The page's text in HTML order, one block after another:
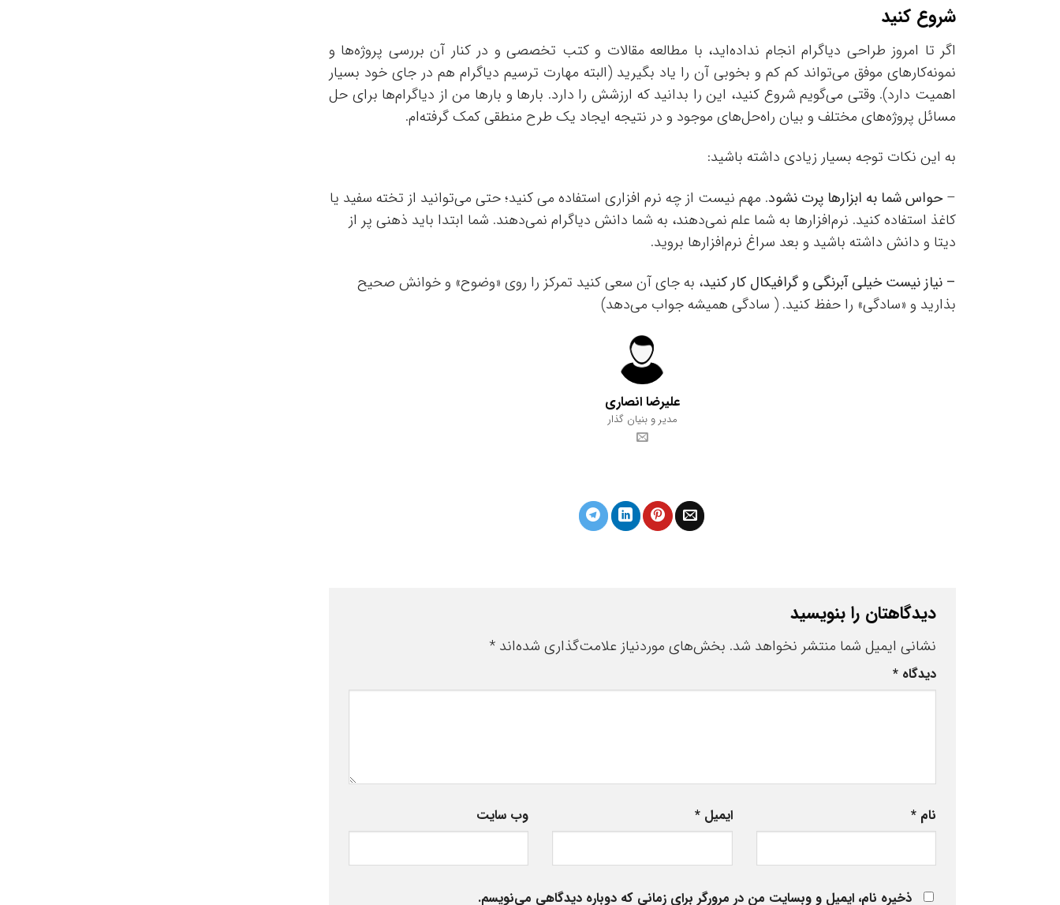
شروع کنید
اگر تا امروز طراحی دیاگرام انجام نداده‌اید، با مطالعه مقالات و کتب تخصصی و در کنار آن بررسی پروژه‌ها و
نمونه‌کارهای موفق می‌تواند کم کم و بخوبی آن را یاد بگیرید (البته مهارت ترسیم دیاگرام هم در جای خود بسیار
اهمیت دارد). وقتی می‌گویم شروع کنید، این را بدانید که ارزشش را دارد. بارها و بارها من از دیاگرام‌ها برای حل
مسائل پروژه‌های مختلف و بیان راه‌حل‌های موجود و در نتیجه ایجاد یک طرح منطقی کمک گرفته‌ام.
به این نکات توجه بسیار زیادی داشته باشید:
–حواس شما به ابزارها پرت نشود. مهم نیست از چه نرم افزاری استفاده می کنید؛ حتی می‌توانید از تخته سفید یا
کاغذ استفاده کنید. نرم‌افزارها به شما علم نمی‌دهند، به شما دانش دیاگرام نمی‌دهند. شما ابتدا باید ذهنی پر از
دیتا و دانش داشته باشید و بعد سراغ نرم‌افزارها بروید.
– نیاز نیست خیلی آبرنگی و گرافیکال کار کنید، به جای آن سعی کنید تمرکز را روی «وضوح» و خوانش صحیح
بذارید و «سادگی» را حفظ کنید. ( سادگی همیشه جواب می‌دهد)
علیرضا انصاری
مدیر و بنیان گذار
دیدگاهتان را بنویسید
نشانی ایمیل شما منتشر نخواهد شد. بخش‌های موردنیاز علامت‌گذاری شده‌اند *
دیدگاه *
نام * ایمیل* وب‌ سایت
ذخیره نام، ایمیل و وبسایت من در مرورگر برای زمانی که دوباره دیدگاهی می‌نویسم.